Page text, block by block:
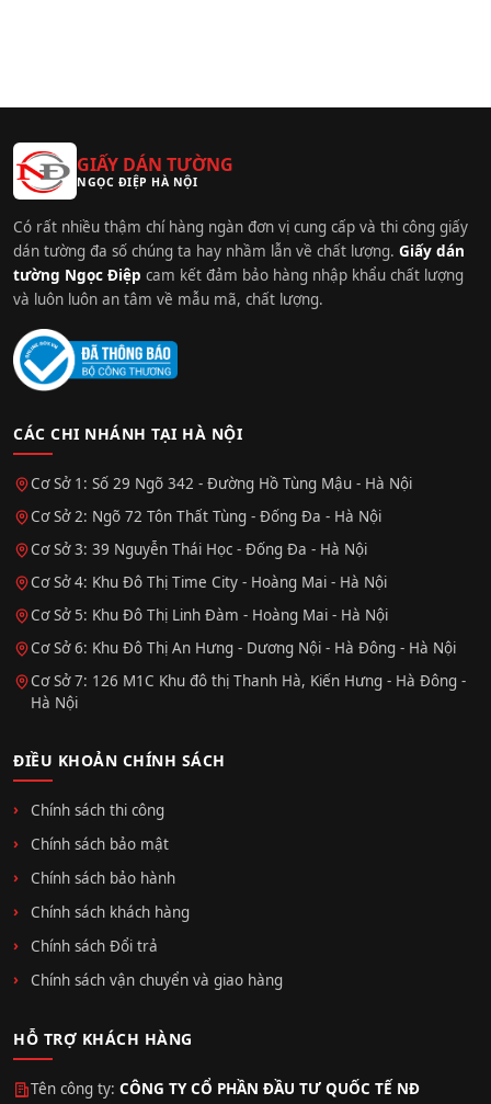
GIẤY DÁN TƯỜNG
NGỌC ĐIỆP HÀ NỘI
Có rất nhiều thậm chí hàng ngàn đơn vị cung cấp và thi công giấy
dán tường đa số chúng ta hay nhầm lẫn về chất lượng. Giấy dán
tường Ngọc Điệp cam kết đảm bảo hàng nhập khẩu chất lượng
và luôn luôn an tâm về mẫu mã, chất lượng.
CÁC CHI NHÁNH TẠI HÀ NỘI
Cơ Sở 1: Số 29 Ngõ 342 - Đường Hồ Tùng Mậu - Hà Nội
Cơ Sở 2: Ngõ 72 Tôn Thất Tùng - Đống Đa - Hà Nội
Cơ Sở 3: 39 Nguyễn Thái Học - Đống Đa - Hà Nội
Cơ Sở 4: Khu Đô Thị Time City - Hoàng Mai - Hà Nội
Cơ Sở 5: Khu Đô Thị Linh Đàm - Hoàng Mai - Hà Nội
Cơ Sở 6: Khu Đô Thị An Hưng - Dương Nội - Hà Đông - Hà Nội
Cơ Sở 7: 126 M1C Khu đô thị Thanh Hà, Kiến Hưng - Hà Đông -
Hà Nội
ĐIỀU KHOẢN CHÍNH SÁCH
Chính sách thi công
Chính sách bảo mật
Chính sách bảo hành
Chính sách khách hàng
Chính sách Đổi trả
Chính sách vận chuyển và giao hàng
HỖ TRỢ KHÁCH HÀNG
Tên công ty: CÔNG TY CỔ PHẦN ĐẦU TƯ QUỐC TẾ NĐ